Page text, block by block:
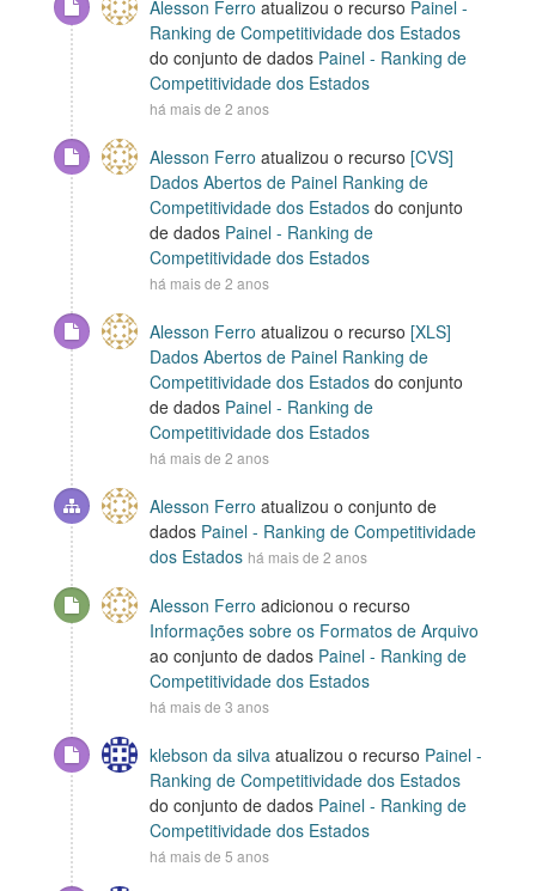
Alesson Ferro atualizou o recurso Painel -
Ranking de Competitividade dos Estados
do conjunto de dados Painel - Ranking de
Competitividade dos Estados
há mais de 2 anos
Alesson Ferro atualizou o recurso [CVS]
Dados Abertos de Painel Ranking de
Competitividade dos Estados do conjunto
de dados Painel - Ranking de
Competitividade dos Estados
há mais de 2 anos
Alesson Ferro atualizou o recurso [XLS]
Dados Abertos de Painel Ranking de
Competitividade dos Estados do conjunto
de dados Painel - Ranking de
Competitividade dos Estados
há mais de 2 anos
Alesson Ferro atualizou o conjunto de
dados Painel - Ranking de Competitividade
dos Estados há mais de 2 anos
Alesson Ferro adicionou o recurso
Informações sobre os Formatos de Arquivo
ao conjunto de dados Painel - Ranking de
Competitividade dos Estados
há mais de 3 anos
klebson da silva atualizou o recurso Painel -
Ranking de Competitividade dos Estados
do conjunto de dados Painel - Ranking de
Competitividade dos Estados
há mais de 5 anos